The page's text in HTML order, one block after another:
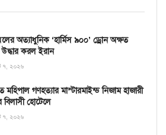
অত্যাধুনিক ‘হার্মিস ৯০০’ ড্রোন অক্ষত
উদ্ধার করল ইরান
৭, ২০২৬
মহিপাল গণহত্যার মাস্টারমাইন্ড নিজাম হাজারী
বিলাসী হোটেলে
৭, ২০২৬